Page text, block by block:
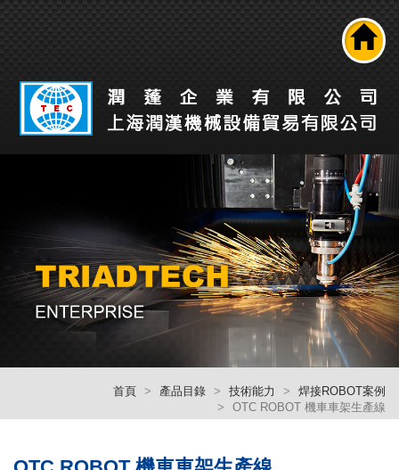
首頁 產品目錄 技術能力
焊接ROBOT案例
OTC ROBOT 機車車架生產線
產品介紹
技術能力
人才招募
回首頁